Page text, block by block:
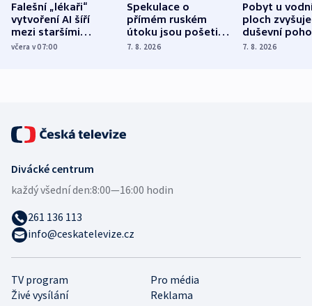
Falešní „lékaři“
vytvoření AI šíří
mezi staršími
Poláky nebezpečné
včera v 07:00
Spekulace o
přímém ruském
útoku jsou pošetilé,
míní estonský
7. 8. 2026
Pobyt u
ploch zvyšuje
duševní
ukázala
7. 8. 2026
TV program
Pro média
Živé vysílání
Reklama
Divácké centrum
každý všední den:8:00—16:00 hodin
261 136 113
info@ceskatelevize.cz